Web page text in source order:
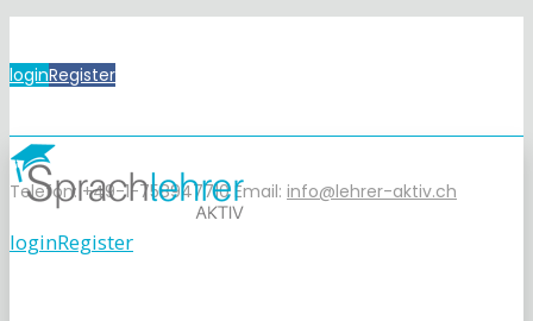
loginRegister
Telefon: +49-1-758947710 Email: info@lehrer-aktiv.ch
loginRegister